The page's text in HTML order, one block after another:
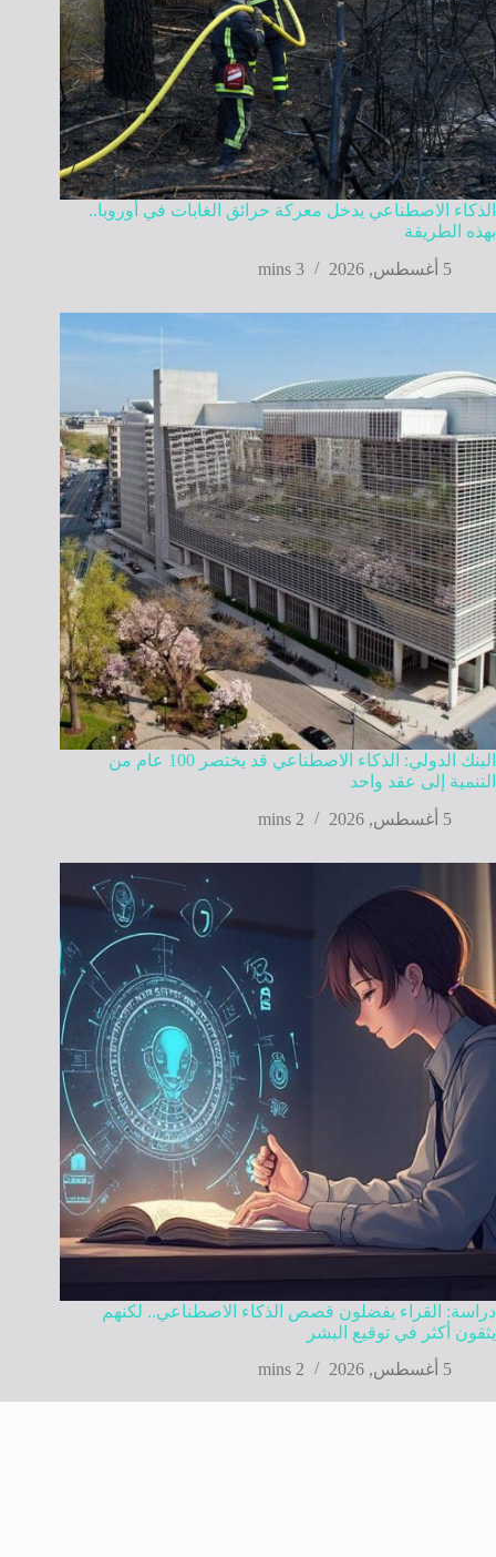
الذكاء الاصطناعي يدخل معركة حرائق الغابات في أوروبا..
بهذه الطريقة
5 أغسطس, 2026
3 mins
البنك الدولي: الذكاء الاصطناعي قد يختصر 100 عام من
التنمية إلى عقد واحد
5 أغسطس, 2026
2 mins
دراسة: القراء يفضلون قصص الذكاء الاصطناعي.. لكنهم
يثقون أكثر في توقيع البشر
5 أغسطس, 2026
2 mins